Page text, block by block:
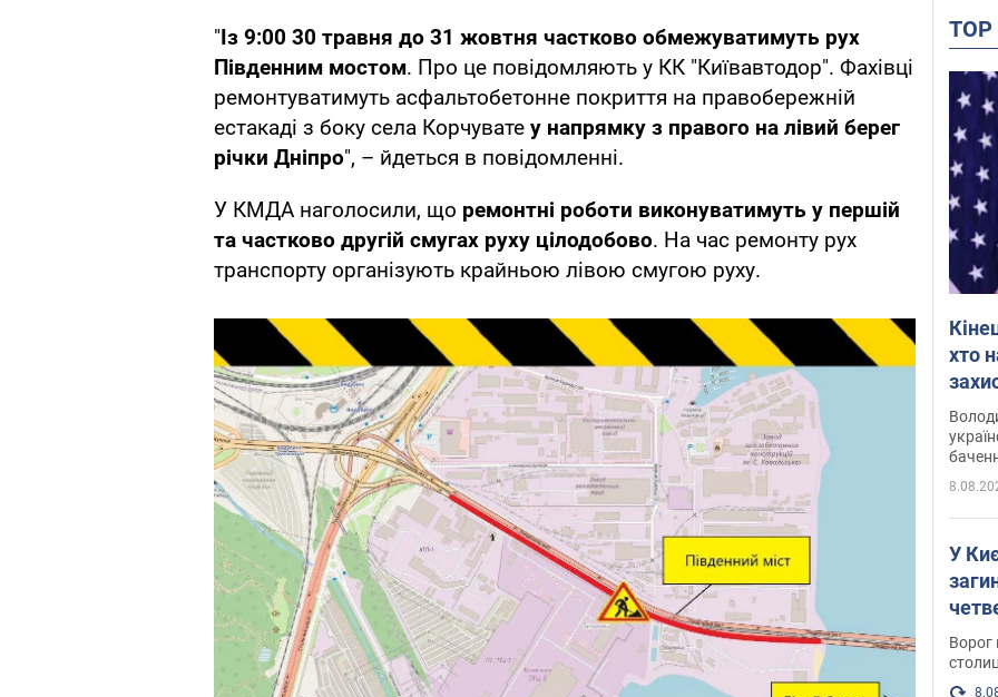
"Із 9:00 30 травня до 31 жовтня частково обмежуватимуть рух
Південним мостом. Про це повідомляють у КК "Київавтодор". Фахівці
ремонтуватимуть асфальтобетонне покриття на правобережній
естакаді з боку села Корчувате у напрямку з правого на лівий берег
річки Дніпро", – йдеться в повідомленні.
У КМДА наголосили, що ремонтні роботи виконуватимуть у першій
та частково другій смугах руху цілодобово. На час ремонту рух
транспорту організують крайньою лівою смугою руху.
хто
у
У
Ворог